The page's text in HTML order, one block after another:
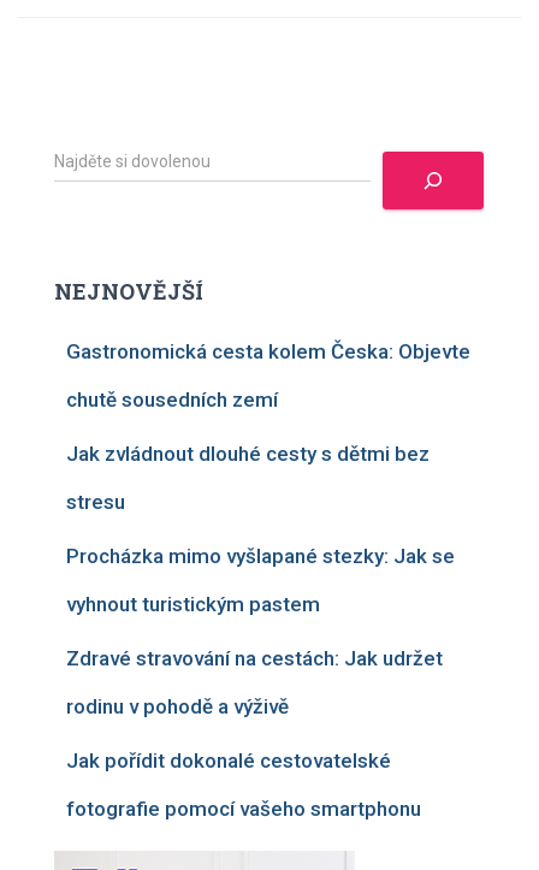
H
l
tNEJNOVĚJŠÍ
Gastronomická cesta kolem Česka: Objevte
chutě sousedních zemí
Jak zvládnout dlouhé cesty s dětmi bez
stresu
Procházka mimo vyšlapané stezky: Jak se
vyhnout turistickým pastem
Zdravé stravování na cestách: Jak udržet
rodinu v pohodě a výživě
Jak pořídit dokonalé cestovatelské
fotografie pomocí vašeho smartphonu